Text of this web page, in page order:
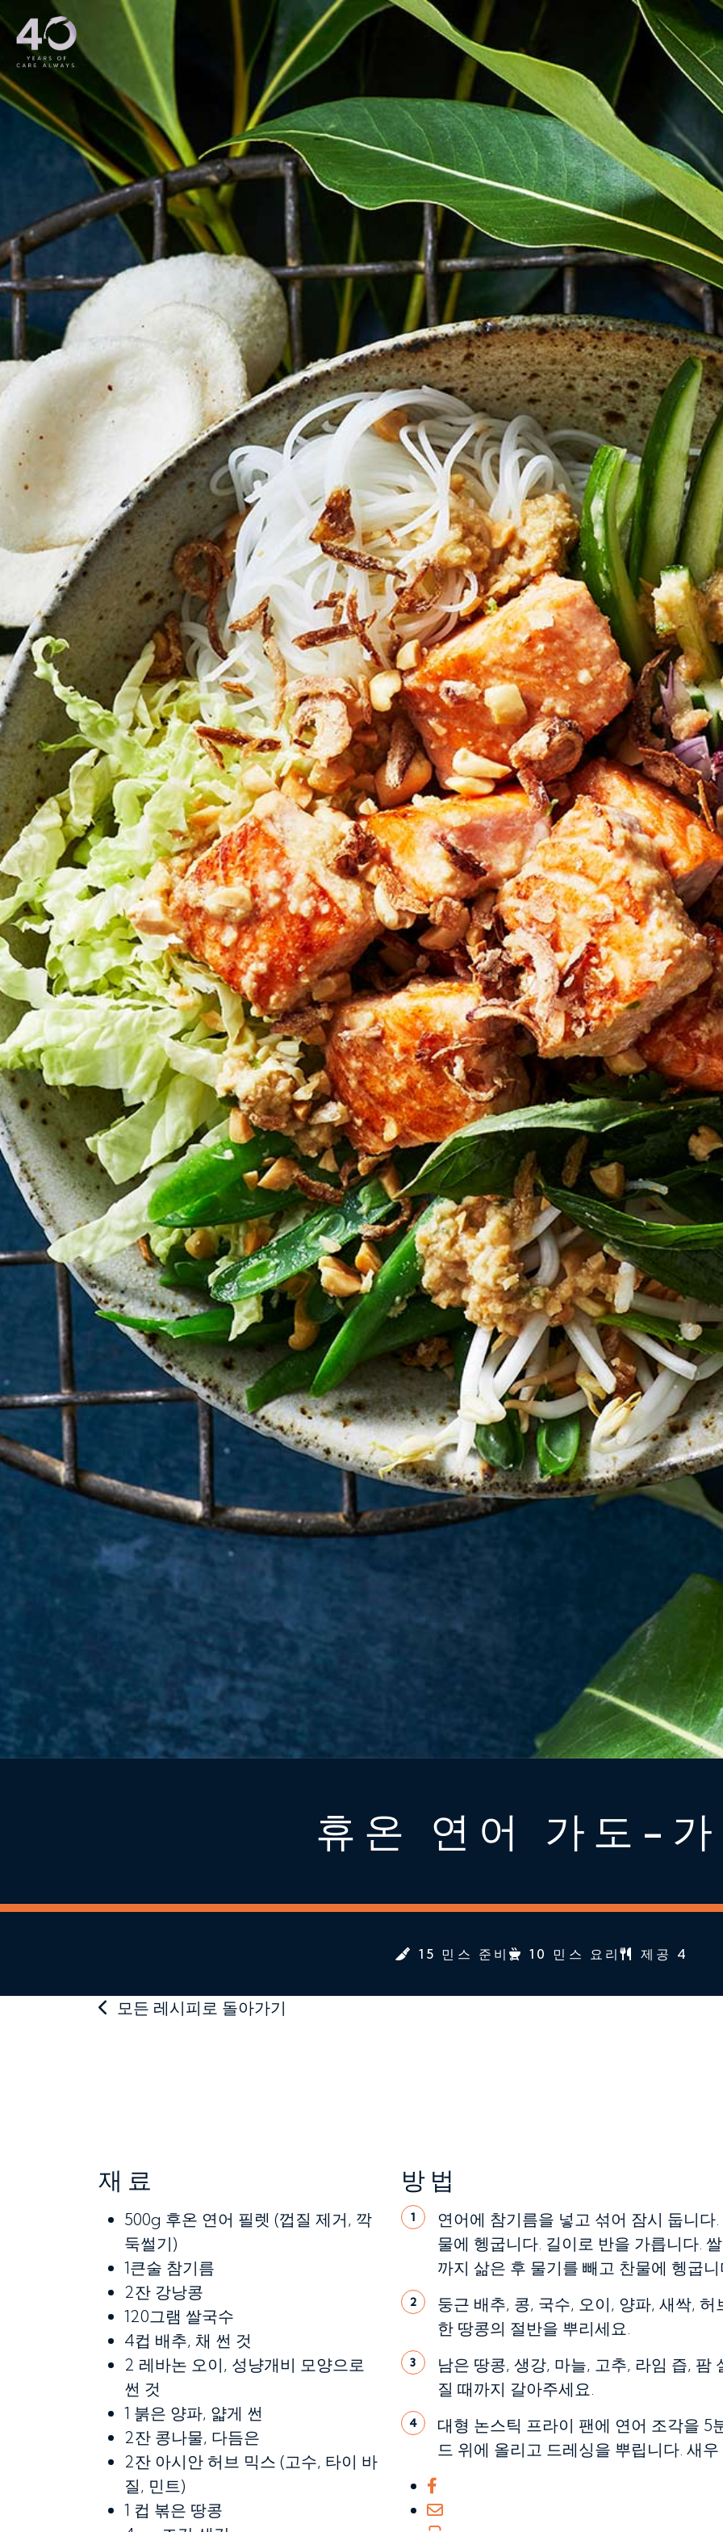
메인 콘텐츠로 건너뛰기
휴온 연어 가도-
15 민스 준비 10 민스 요리 제공 4
모든 레시피로 돌아가기
재료
500g 후온 연어 필렛 (껍질 제거, 깍
둑썰기)
1큰술 참기름
2잔 강낭콩
120그램 쌀국수
4컵 배추, 채 썬 것
2 레바논 오이, 성냥개비 모양으로
썬 것
1 붉은 양파, 얇게 썬
2잔 콩나물, 다듬은
2잔 아시안 허브 믹스 (고수, 타이 바
질, 민트)
1 컵 볶은 땅콩
방법
1
연어에 참기름을 넣고 섞어 잠시 둡니
물에 헹굽니다. 길이로 반을 가릅니다.
까지 삶은 후 물기를 빼고 찬물에 헹굽
2
둥근 배추, 콩, 국수, 오이, 양파, 새싹,
한 땅콩의 절반을 뿌리세요.
3
남은 땅콩, 생강, 마늘, 고추, 라임 즙,
질 때까지 갈아주세요.
4
대형 논스틱 프라이 팬에 연어 조각을
드 위에 올리고 드레싱을 뿌립니다. 새